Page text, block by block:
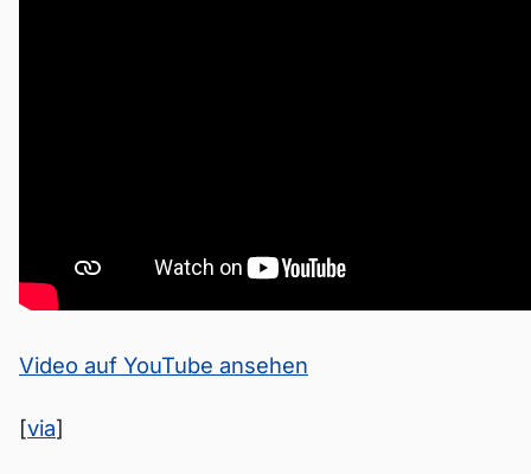
Video auf YouTube ansehen
[via]